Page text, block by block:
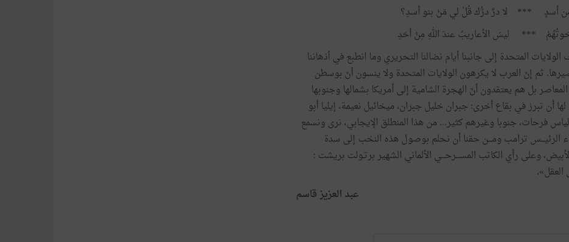
من أسدٍ *** لا درَّ درُّك قُلْ لي مَنْ بنو أسدِ؟
*** ليسَ الأعاريبُ عندَ اللهِ مِنْ أحَدِ
المتحدة إلى جانبنا أيام نضالنا التحريري وما انطبع في أذهاننا
ثم إنّ العرب لا يكرهون الولايات المتحدة ولا ينسون أنّ بوسطن
بل هم يعتقدون أنّ الهجرة الشامية إلى أمريكا بشمالها وجنوبها
أن تبرز في بقاع أخرى: جبران خليل جبران، ميخائيل نعيمة، إيليا أبو
فرحات، جنوبا وغيرهم كثير... من هذا المنطلق الإيجابي، نرى ونسمع
الرئيـــس ترامب ومـــن حقنا أن نحلم بوصول هذه النخب إلى سدة
وعلى رأي الكاتب المســـرحـــي الألماني الشهير برتـولت بريشت :
العقل».
عبد العزيز قاسم